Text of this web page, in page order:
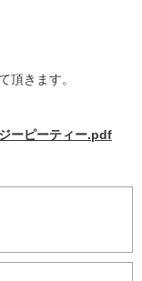
きます。
ーピーティー.pdf